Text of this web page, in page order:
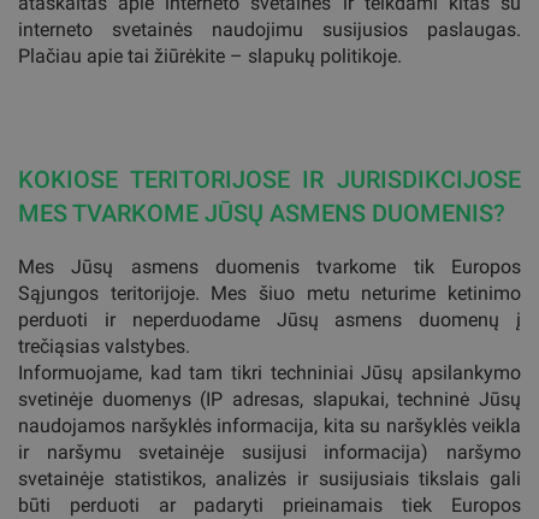
interneto svetainės naudojimu susijusios paslaugas.
Plačiau apie tai žiūrėkite – slapukų politikoje.
KOKIOSE TERITORIJOSE IR JURISDIKCIJOSE
MES TVARKOME JŪSŲ ASMENS DUOMENIS?
Mes Jūsų asmens duomenis tvarkome tik Europos
Sąjungos teritorijoje. Mes šiuo metu neturime ketinimo
perduoti ir neperduodame Jūsų asmens duomenų į
trečiąsias valstybes.
Informuojame, kad tam tikri techniniai Jūsų apsilankymo
svetinėje duomenys (IP adresas, slapukai, techninė Jūsų
naudojamos naršyklės informacija, kita su naršyklės veikla
ir naršymu svetainėje susijusi informacija) naršymo
svetainėje statistikos, analizės ir susijusiais tikslais gali
būti perduoti ar padaryti prieinamais tiek Europos